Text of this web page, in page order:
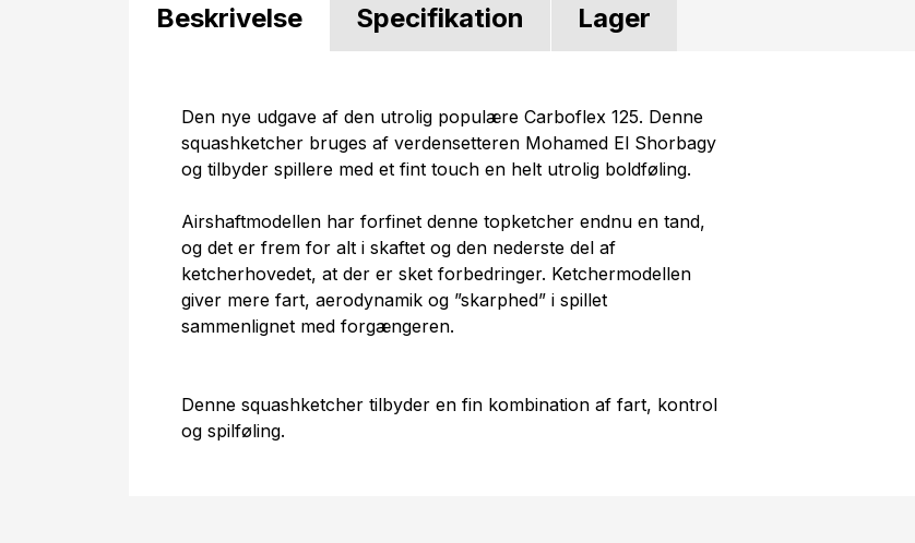
Beskrivelse Specifikation Lager
Den nye udgave af den utrolig populære Carboflex 125. Denne
squashketcher bruges af verdensetteren Mohamed El Shorbagy
og tilbyder spillere med et fint touch en helt utrolig boldføling.
Airshaftmodellen har forfinet denne topketcher endnu en tand,
og det er frem for alt i skaftet og den nederste del af
ketcherhovedet, at der er sket forbedringer. Ketchermodellen
giver mere fart, aerodynamik og ”skarphed” i spillet
sammenlignet med forgængeren.
Denne squashketcher tilbyder en fin kombination af fart, kontrol
og spilføling.